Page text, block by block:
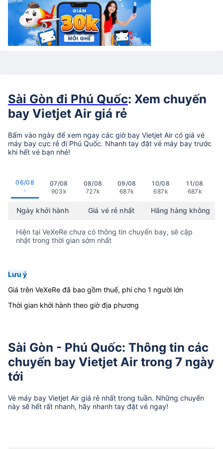
Sài Gòn đi Phú Quốc: Xem chuyến
bay Vietjet Air giá rẻ
Bấm vào ngày để xem ngay các giờ bay Vietjet Air có giá vé
máy bay cực rẻ đi Phú Quốc. Nhanh tay đặt vé máy bay trước
khi hết vé bạn nhé!
06/08
-
07/08
903k
08/08
727k
09/08
687k
10/08
687k
11/08
687k
Ngày khởi hành Giá vé rẻ nhất Hãng hàng không
Hiện tại VeXeRe chưa có thông tin chuyến bay, sẽ cập
nhật trong thời gian sớm nhất
Lưu ý
Giá trên VeXeRe đã bao gồm thuế, phí cho 1 người lớn
Thời gian khởi hành theo giờ địa phương
Sài Gòn - Phú Quốc: Thông tin các
chuyến bay Vietjet Air trong 7 ngày
tới
Vé máy bay Vietjet Air giá rẻ nhất trong tuần. Những chuyến
này sẽ hết rất nhanh, hãy nhanh tay đặt vé ngay!